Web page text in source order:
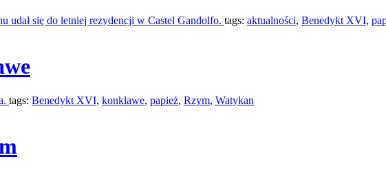
udał się do letniej rezydencji w Castel Gandolfo. tags: aktualności, Benedykt XVI,
tags: Benedykt XVI, konklawe, papież, Rzym, Watykan